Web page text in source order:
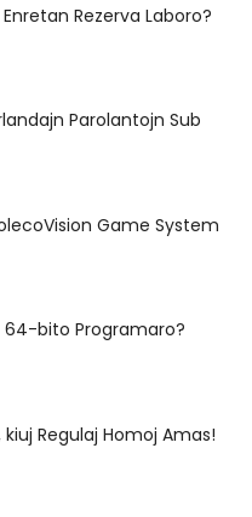
Rezerva Laboro?
Parolantojn Sub
Game System
64-bito Programaro?
kiuj Regulaj Homoj Amas!